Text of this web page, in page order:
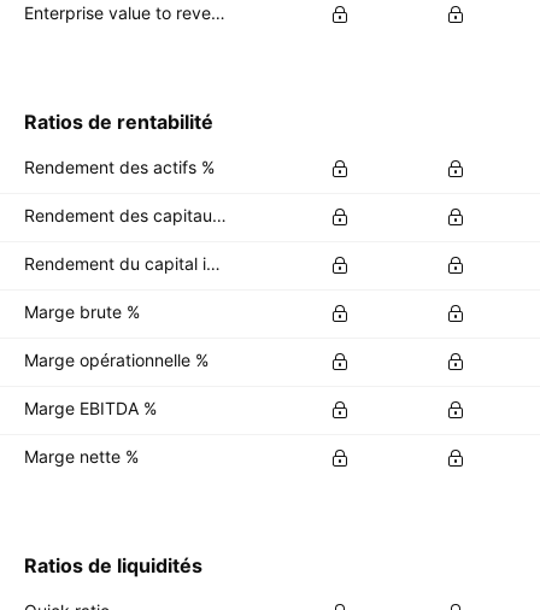
Enterprise value to revenue forward
Ratios de rentabilité
Rendement des actifs %
Rendement des capitaux propres %
Rendement du capital investi %
Marge brute %
Marge opérationnelle %
Marge EBITDA %
Marge nette %
Ratios de liquidités